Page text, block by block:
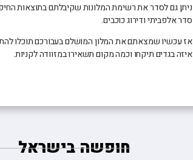
ניתן גם לסדר את רשימת המלונות שקיבלתם בתוצאות
סדר אלפביתי ודירוג כוכבים.
אז עכשיו שמצאתם את המלון המושלם בעבורכם תוכלו
איזה בגדים תיקחו וכמה מקום תשאירו במזוודה לקניות.
חופשה בישראל